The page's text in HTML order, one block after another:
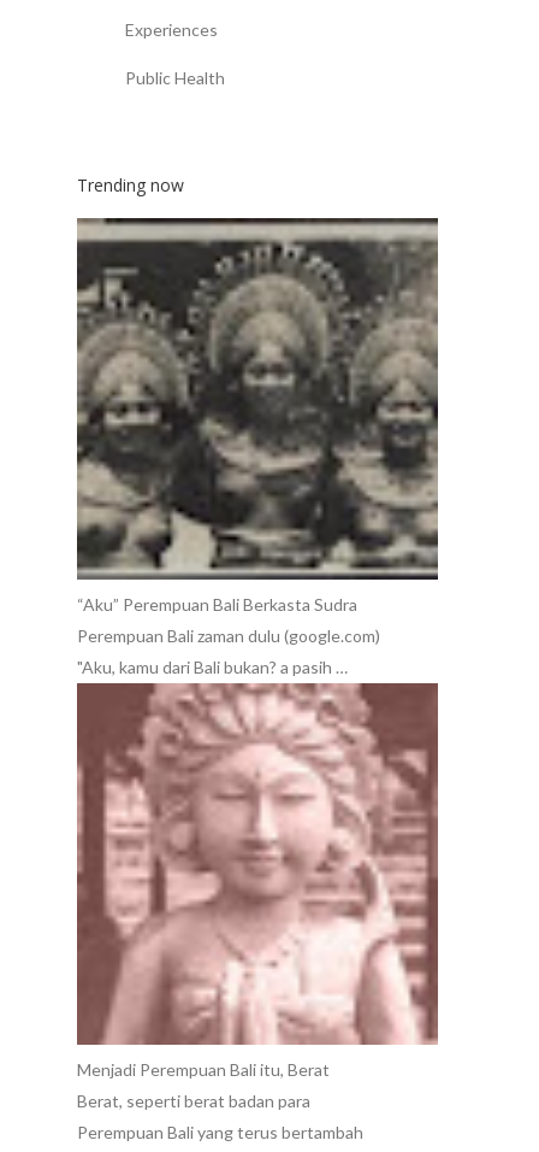
Experiences
Public Health
Trending now
“Aku” Perempuan Bali Berkasta Sudra
Perempuan Bali zaman dulu (google.com)
"Aku, kamu dari Bali bukan? a pasih …
Menjadi Perempuan Bali itu, Berat
Berat, seperti berat badan para
Perempuan Bali yang terus bertambah